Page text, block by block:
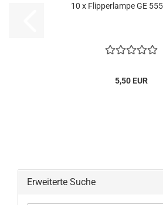
10 x Flipperlampe GE
5,50 EUR
Erweiterte Suche